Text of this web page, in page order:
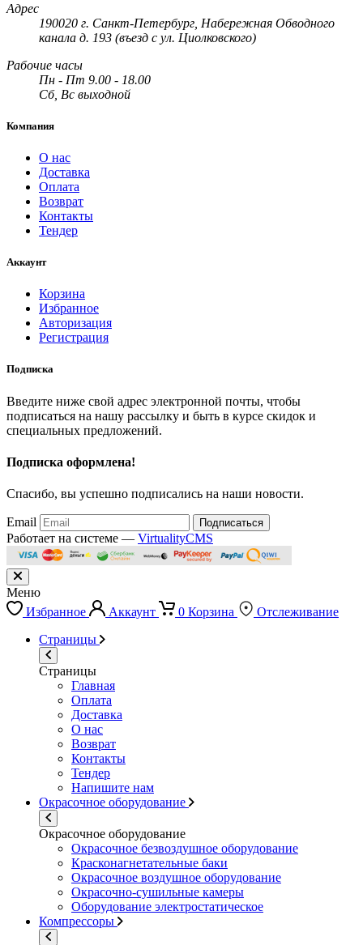
Адрес
190020 г. Санкт-Петербург, Набережная Обводного
канала д. 193 (въезд с ул. Циолковского)
Рабочие часы
Пн - Пт 9.00 - 18.00
Сб, Вс выходной
Компания
О нас
Доставка
Оплата
Возврат
Контакты
Тендер
Аккаунт
Корзина
Избранное
Авторизация
Регистрация
Подписка
Введите ниже свой адрес электронной почты, чтобы
подписаться на нашу рассылку и быть в курсе скидок и
специальных предложений.
Подписка оформлена!
Спасибо, вы успешно подписались на наши новости.
Email Подписаться
Работает на системе — VirtualityCMS
Меню
Избранное
Аккаунт 0 Корзина
Отслеживание
Страницы
Страницы
Главная
Оплата
Доставка
О нас
Возврат
Контакты
Тендер
Напишите нам
Окрасочное оборудование
Окрасочное оборудование
Окрасочное безвоздушное оборудование
Красконагнетательные баки
Окрасочное воздушное оборудование
Окрасочно-сушильные камеры
Оборудование электростатическое
Компрессоры